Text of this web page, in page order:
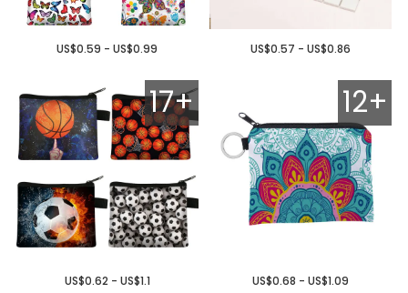
US$0.59 - US$0.99 US$0.57 - US$0.86
17+
US$0.62 - US$1.1
12+
US$0.68 - US$1.09